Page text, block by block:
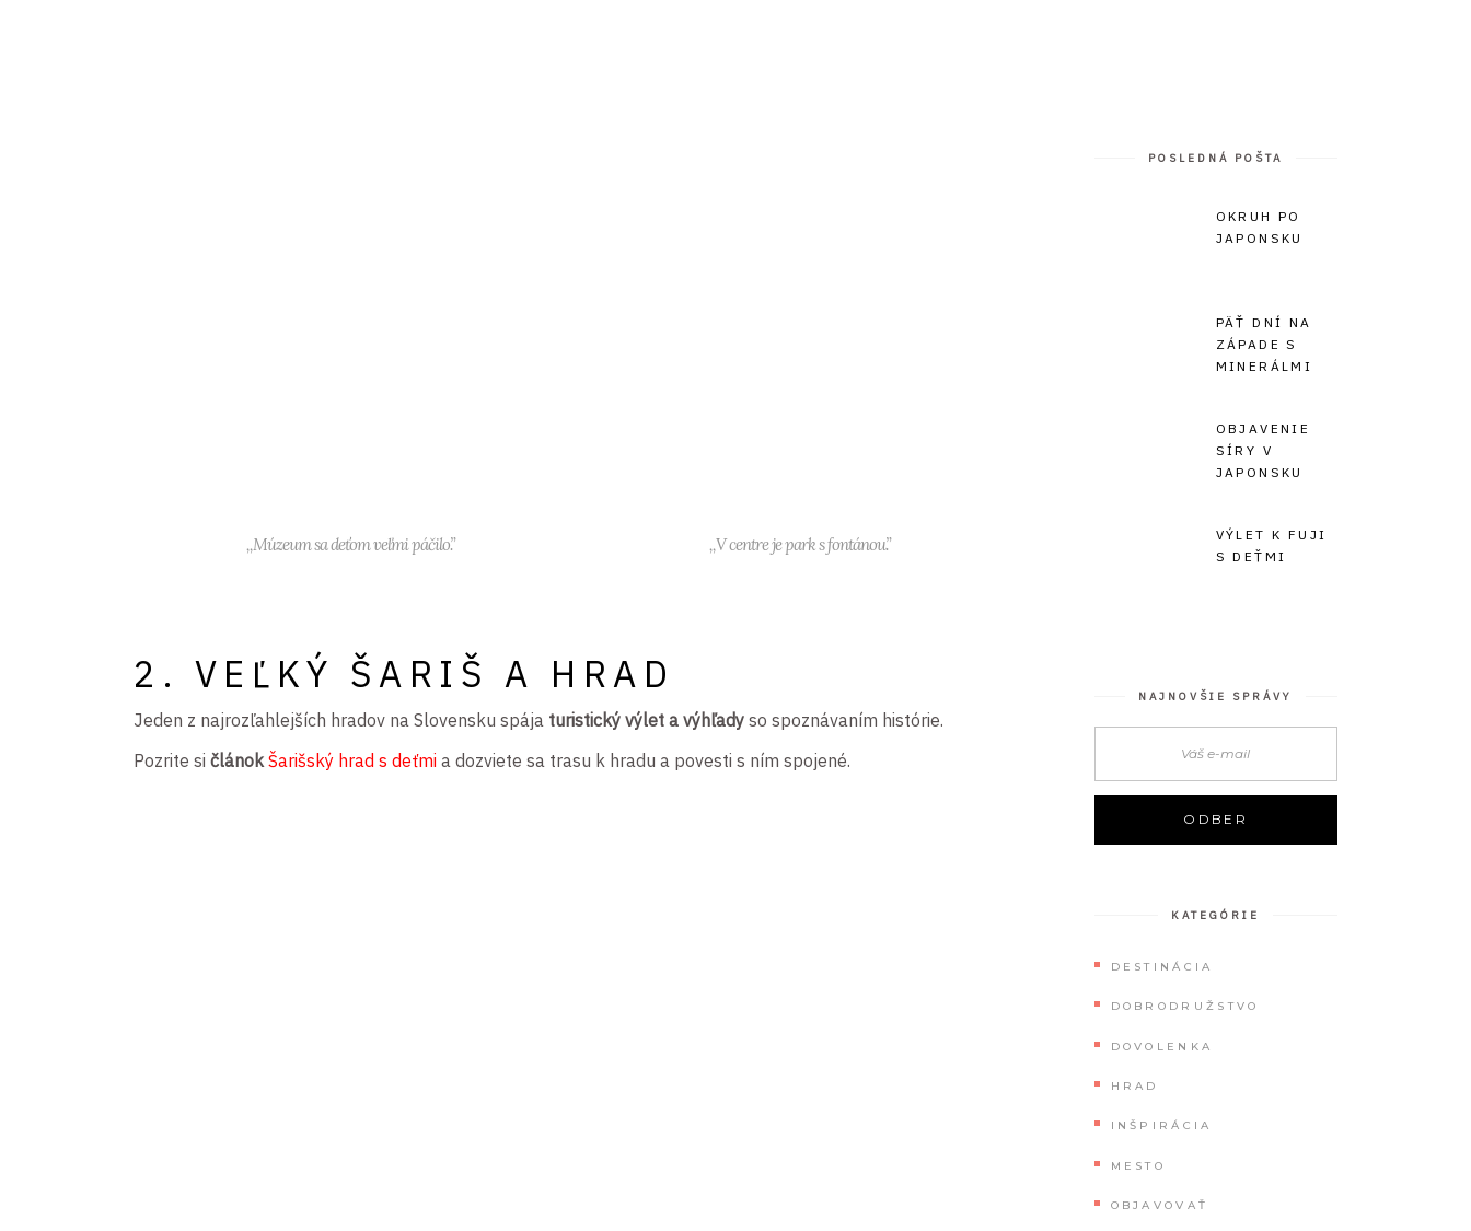
,,Múzeum sa deťom veľmi páčilo.” ,,V centre je park s fontánou.”
2. VEĽKÝ ŠARIŠ A HRAD
Jeden z najrozľahlejších hradov na Slovensku spája turistický výlet a výhľady so spoznávaním histórie.
Pozrite si článokŠarišský hrad s deťmi a dozviete sa trasu k hradu a povesti s ním spojené.
POSLEDNÁ POŠTA
OKRUH PO
JAPONSKU
PÄŤ DNÍ NA
ZÁPADE S
MINERÁLMI
OBJAVENIE
SÍRY V
JAPONSKU
VÝLET K FUJI
S DEŤMI
NAJNOVŠIE SPRÁVY
KATEGÓRIE
DESTINÁCIA
DOBRODRUŽSTVO
DOVOLENKA
HRAD
INŠPIRÁCIA
MESTO
OBJAVOVAŤ